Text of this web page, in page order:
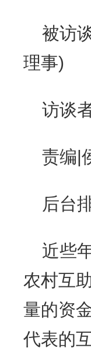
被访
理事)
访谈
责编|
后台
近些
农村互
量的资
代表的